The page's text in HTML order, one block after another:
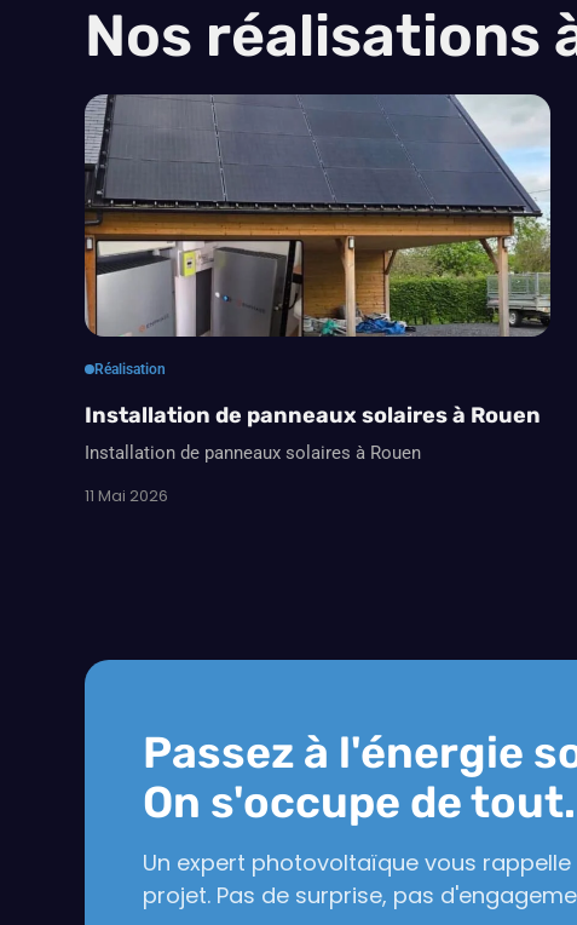
Nos réalisations
Réalisation
Installation de panneaux solaires à Rouen
Installation de panneaux solaires à Rouen
11 Mai 2026
Passez à l'énergie
On s'occupe de tout.
Un expert photovoltaïque vous
projet. Pas de surprise, pas